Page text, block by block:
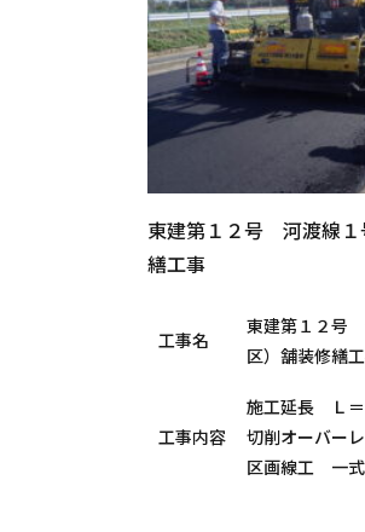
東建第１２号 河渡線１
繕工事
工事名
東建第１２号
区）舗装修繕
工事内容
施工延長 Ｌ
切削オーバー
区画線工 一式